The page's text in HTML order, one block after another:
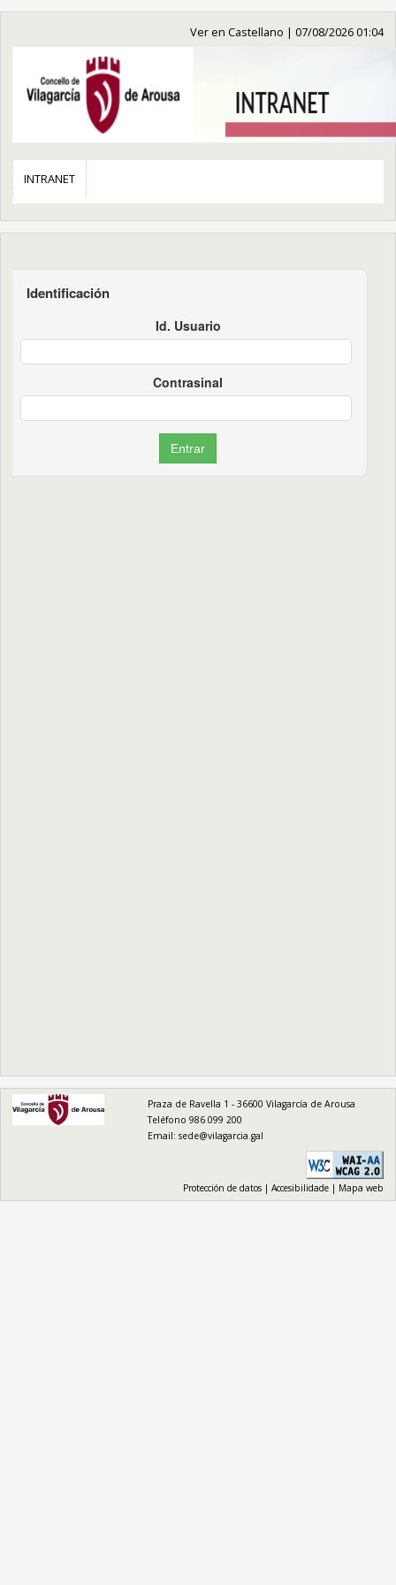
Ver en Castellano | 07/08/2026 01:04
INTRANET
Identificación
Id. Usuario
Contrasinal
logo
Praza de Ravella 1 - 36600 Vilagarcía de Arousa
Teléfono 986 099 200
Email: sede@vilagarcia.gal
Protección de datos |Accesibilidade | Mapa web